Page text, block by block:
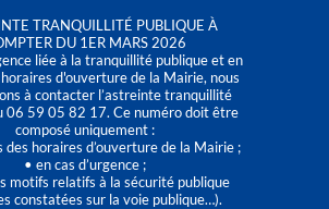
TRANQUILLITÉ PUBLIQUE À
DU 1ER MARS 2026
liée à la tranquillité publique et en
d'ouverture de la Mairie, nous
à contacter l’astreinte tranquillité
06 59 05 82 17. Ce numéro doit être
composé uniquement :
des horaires d’ouverture de la Mairie ;
• en cas d’urgence ;
motifs relatifs à la sécurité publique
constatées sur la voie publique…).